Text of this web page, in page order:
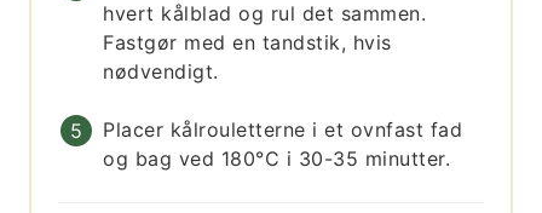
hvert kålblad og rul det sammen.
Fastgør med en tandstik, hvis
nødvendigt.
Placer kålrouletterne i et ovnfast fad
og bag ved 180°C i 30-35 minutter.